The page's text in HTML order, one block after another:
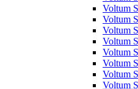
Voltum
Voltum
Voltum
Voltum
Voltum
Voltum
Voltum
Voltum